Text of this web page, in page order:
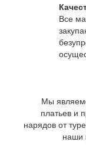
Все
Мы
платьев и
нарядов от
наши